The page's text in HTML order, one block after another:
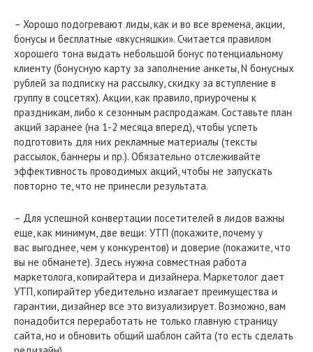
– Хорошо подогревают лиды, как и во все времена, акции,
бонусы и бесплатные «вкусняшки». Считается правилом
хорошего тона выдать небольшой бонус потенциальному
клиенту (бонусную карту за заполнение анкеты, N бонусных
рублей за подписку на рассылку, скидку за вступление в
группу в соцсетях). Акции, как правило, приурочены к
праздникам, либо к сезонным распродажам. Составьте план
акций заранее (на 1-2 месяца вперед), чтобы успеть
подготовить для них рекламные материалы (тексты
рассылок, баннеры и пр.). Обязательно отслеживайте
эффективность проводимых акций, чтобы не запускать
повторно те, что не принесли результата.
– Для успешной конвертации посетителей в лидов важны
еще, как минимум, две вещи: УТП (покажите, почему у
вас выгоднее, чем у конкурентов) и доверие (покажите, что
вы не обманете). Здесь нужна совместная работа
маркетолога, копирайтера и дизайнера. Маркетолог дает
УТП, копирайтер убедительно излагает преимущества и
гарантии, дизайнер все это визуализирует. Возможно, вам
понадобится переработать не только главную страницу
сайта, но и обновить общий шаблон сайта (то есть сделать